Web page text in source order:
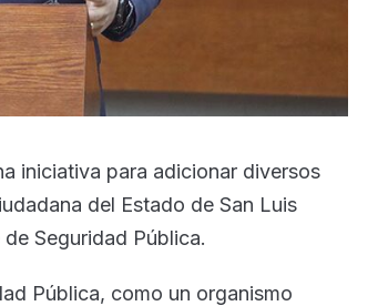
iniciativa para adicionar diversos
del Estado de San Luis
Seguridad Pública.
Pública, como un organismo